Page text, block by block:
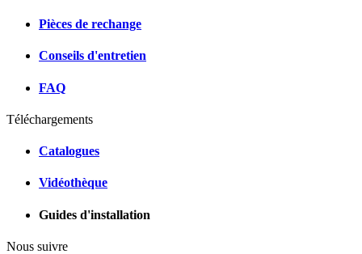
Pièces de rechange
Conseils d'entretien
FAQ
Téléchargements
Catalogues
Vidéothèque
Guides d'installation
Nous suivre